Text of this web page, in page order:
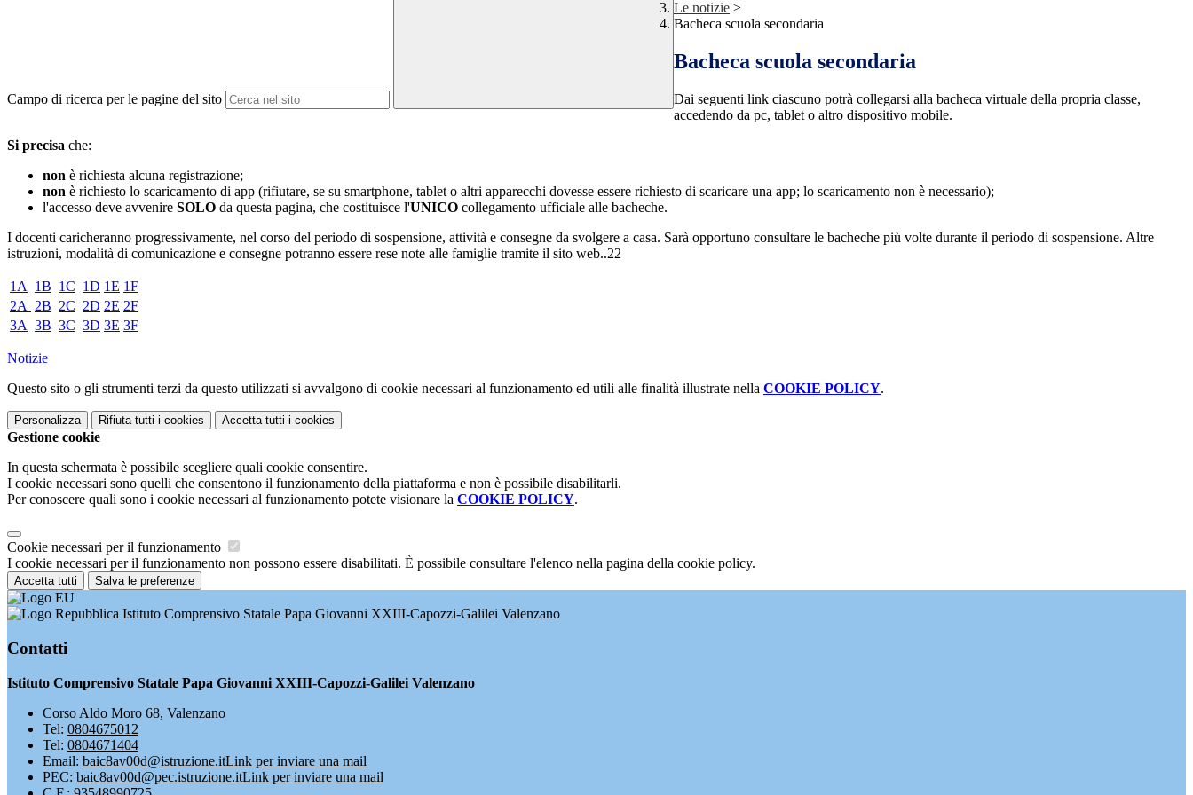
Campo di ricerca per le pagine del sito
Le notizie >
Bacheca scuola secondaria
Bacheca scuola secondaria
Dai seguenti link ciascuno potrà collegarsi alla bacheca virtuale della propria classe,
accedendo da pc, tablet o altro dispositivo mobile.
Si precisa che:
non è richiesta alcuna registrazione;
non è richiesto lo scaricamento di app (rifiutare, se su smartphone, tablet o altri apparecchi dovesse essere richiesto di scaricare una app; lo scaricamento non è necessario);
l'accesso deve avvenire SOLO da questa pagina, che costituisce l'UNICO collegamento ufficiale alle bacheche.
I docenti caricheranno progressivamente, nel corso del periodo di sospensione, attività e consegne da svolgere a casa. Sarà opportuno consultare le bacheche più volte durante il periodo di sospensione. Altre
istruzioni, modalità di comunicazione e consegne potranno essere rese note alle famiglie tramite il sito web..22
1A 1B 1C 1D 1E 1F
2A
2B 2C 2D 2E 2F
3A 3B 3C 3D 3E 3F
Notizie
Questo sito o gli strumenti terzi da questo utilizzati si avvalgono di cookie necessari al funzionamento ed utili alle finalità illustrate nella COOKIE POLICY.
Personalizza Rifiuta tutti i cookies Accetta tutti i cookies
Gestione cookie
In questa schermata è possibile scegliere quali cookie consentire.
I cookie necessari sono quelli che consentono il funzionamento della piattaforma e non è possibile disabilitarli.
Per conoscere quali sono i cookie necessari al funzionamento potete visionare la COOKIE POLICY.
Cookie necessari per il funzionamento
I cookie necessari per il funzionamento non possono essere disabilitati. È possibile consultare l'elenco nella pagina della cookie policy.
Accetta tutti Salva le preferenze
Istituto Comprensivo Statale Papa Giovanni XXIII-Capozzi-Galilei Valenzano
Contatti
Istituto Comprensivo Statale Papa Giovanni XXIII-Capozzi-Galilei Valenzano
Corso Aldo Moro 68, Valenzano
Tel: 0804675012
Tel: 0804671404
Email: baic8av00d@istruzione.itLink per inviare una mail
PEC: baic8av00d@pec.istruzione.itLink per inviare una mail